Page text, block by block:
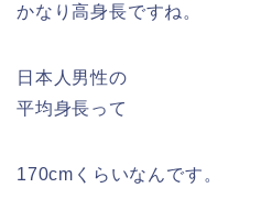
かなり高身長ですね。
日本人男性の
平均身長って
170cmくらいなんです。